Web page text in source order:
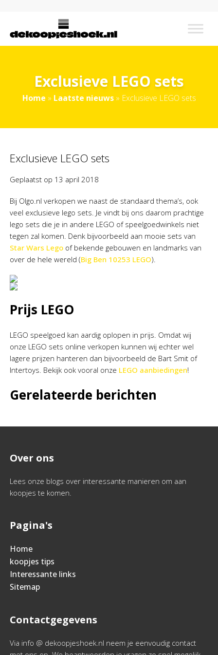
Exclusieve LEGO sets
Home » Laatste nieuws» Exclusieve LEGO sets
Exclusieve LEGO sets
Geplaatst op 13 april 2018
Bij Olgo.nl verkopen we naast de standaard thema’s, ook
veel exclusieve lego sets. Je vindt bij ons daarom prachtige
lego sets die je in andere LEGO of speelgoedwinkels niet
tegen zal komen. Denk bijvoorbeeld aan mooie sets van
Star Wars Lego of bekende gebouwen en landmarks van
over de hele wereld (Big Ben 10253 LEGO).
Prijs LEGO
LEGO speelgoed kan aardig oplopen in prijs. Omdat wij
onze LEGO sets online verkopen kunnen wij echter wel
lagere prijzen hanteren dan bijvoorbeeld de Bart Smit of
Intertoys. Bekijk ook vooral onze LEGO aanbiedingen!
Gerelateerde berichten
Over ons
Lees onze blogs over interessante manieren om aan
koopjes te komen.
Pagina's
Home
koopjes tips
Interessante links
Sitemap
Contactgegevens
Via info @ dekoopjeshoek.nl neem je eenvoudig contact